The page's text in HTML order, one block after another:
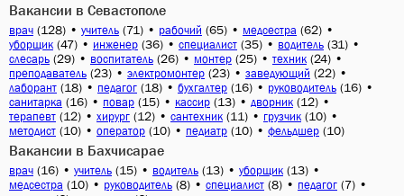
Вакансии в Севастополе
врач (128) • учитель (71) • рабочий (65) • медсестра (62) •
уборщик (47) • инженер (36) • специалист (35) • водитель (31) •
слесарь (29) • воспитатель (26) • монтер (25) • техник (24) •
преподаватель (23) • электромонтер (23) • заведующий (22) •
лаборант (18) • педагог (18) • бухгалтер (16) • руководитель (16) •
санитарка (16) • повар (15) • кассир (13) • дворник (12) •
терапевт (12) • хирург (12) • сантехник (11) • грузчик (10) •
методист (10) • оператор (10) • педиатр (10) • фельдшер (10)
Вакансии в Бахчисарае
врач (16) • учитель (15) • водитель (13) • уборщик (13) •
медсестра (10) • руководитель (8) • специалист (8) • педагог (7) •